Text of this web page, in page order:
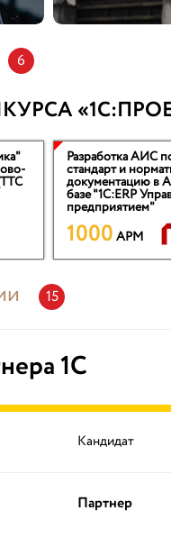
6
Разработка АИС
стандарт и
документацию в
базе "1С:ERP
предприятием"
1000 APM
15
1С
Кандидат
Партнер